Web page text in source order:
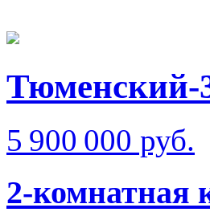
Тюменский-
5 900 000 руб.
2-комнатная